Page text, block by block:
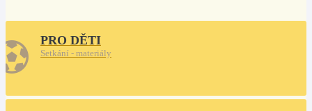
PRO DĚTI
Setkání - materiály